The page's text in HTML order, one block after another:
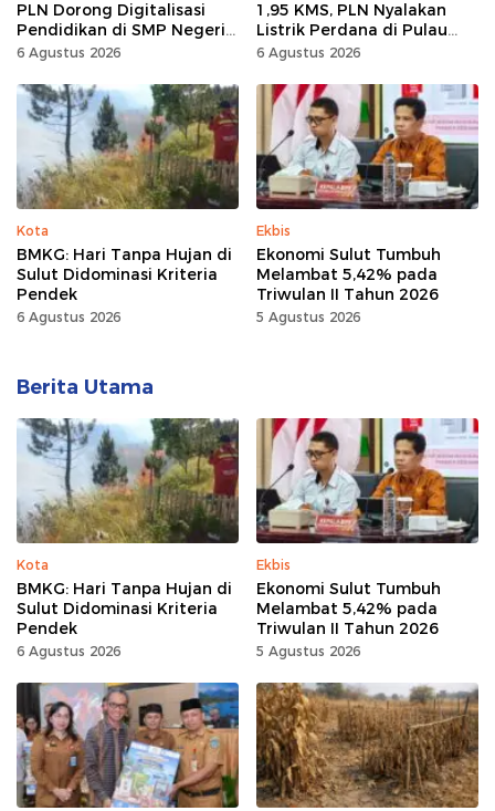
PLN Dorong Digitalisasi
Pendidikan di SMP Negeri
1 Palu Lewat Program TJSL
6 Agustus 2026
1,95 KMS, PLN Nyalakan
Listrik Perdana di Pulau
Dudepo, Desa Berlistrik di
6 Agustus 2026
Kota
BMKG: Hari Tanpa Hujan di
Sulut Didominasi Kriteria
Pendek
6 Agustus 2026
Ekbis
Ekonomi Sulut Tumbuh
Melambat 5,42% pada
Triwulan II Tahun 2026
5 Agustus 2026
Berita Utama
Kota
BMKG: Hari Tanpa Hujan di
Sulut Didominasi Kriteria
Pendek
6 Agustus 2026
Ekbis
Ekonomi Sulut Tumbuh
Melambat 5,42% pada
Triwulan II Tahun 2026
5 Agustus 2026